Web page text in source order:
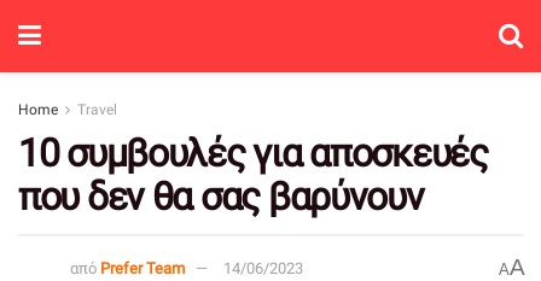
Home Travel
10 συμβουλές για αποσκευές
που δεν θα σας βαρύνουν
από Prefer Team 14/06/2023 AA